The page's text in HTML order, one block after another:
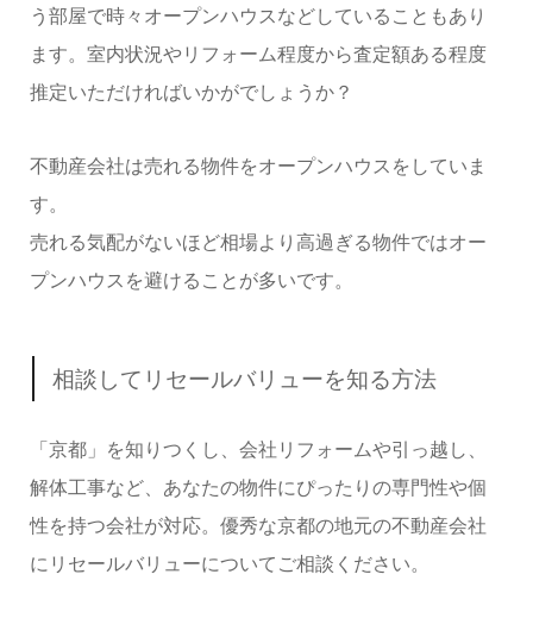
う部屋で時々オープンハウスなどしていることもあり
ます。室内状況やリフォーム程度から査定額ある程度
推定いただければいかがでしょうか？
不動産会社は売れる物件をオープンハウスをしていま
す。
売れる気配がないほど相場より高過ぎる物件ではオー
プンハウスを避けることが多いです。
相談してリセールバリューを知る方法
「京都」を知りつくし、会社リフォームや引っ越し、
解体工事など、あなたの物件にぴったりの専門性や個
性を持つ会社が対応。優秀な京都の地元の不動産会社
にリセールバリューについてご相談ください。